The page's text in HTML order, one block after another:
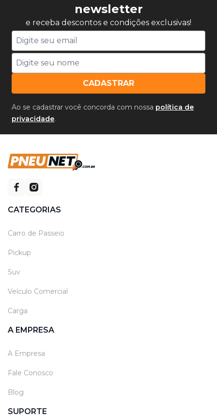
newsletter
e receba descontos e condições exclusivas!
CADASTRAR
Ao se cadastrar você concorda com nossa política de
privacidade.
CATEGORIAS
Carro de Passeio
Pickup
Suv
Veículo Comercial
Carga
A EMPRESA
A Empresa
Fale Conosco
Blog
SUPORTE